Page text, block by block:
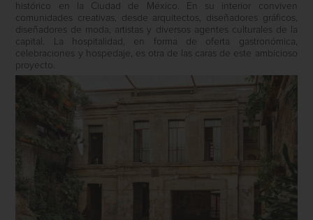
histórico en la Ciudad de México. En su interior conviven
comunidades creativas, desde arquitectos, diseñadores gráficos,
diseñadores de moda, artistas y diversos agentes culturales de la
capital. La hospitalidad, en forma de oferta gastronómica,
celebraciones y hospedaje, es otra de las caras de este ambicioso
proyecto.